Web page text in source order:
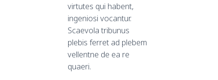
virtutes qui habent,
ingeniosi vocantur.
Scaevola tribunus
plebis ferret ad plebem
vellentne de ea re
quaeri.